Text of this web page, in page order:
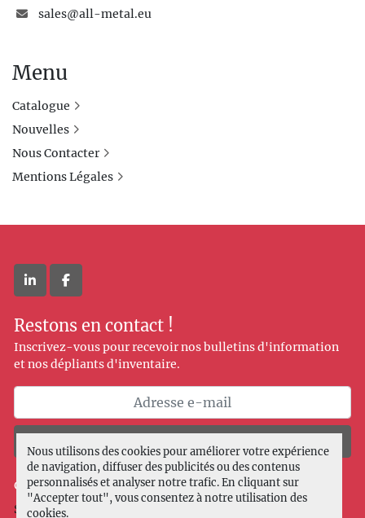
Nous utilisons des cookies pour améliorer votre expérience
de navigation, diffuser des publicités ou des contenus
personnalisés et analyser notre trafic. En cliquant sur
"Accepter tout", vous consentez à notre utilisation des
cookies.
linkedinfacebook
Restons en contact !
Inscrivez-vous pour recevoir nos bulletins d'information
et nos dépliants d'inventaire.
Souscrire
Gérez les cookies
Site webMachinio System
sales@all-metal.eu
Menu
Catalogue
Nouvelles
Nous Contacter
Mentions Légales